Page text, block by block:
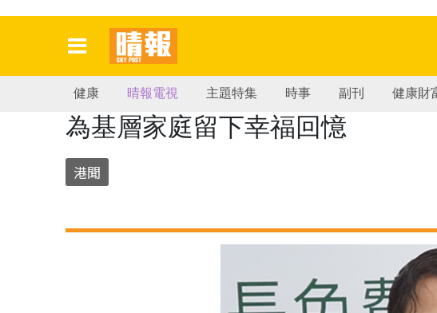
健康 晴報電視 主題特集 時事 副刊 健康財
為基層家庭留下幸福回憶
港聞